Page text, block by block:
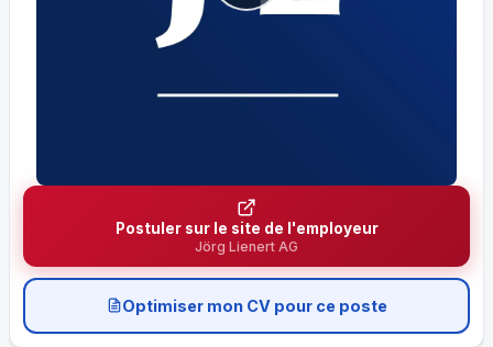
Postuler sur le site de l'employeur
Jörg Lienert AG
Optimiser mon CV pour ce poste